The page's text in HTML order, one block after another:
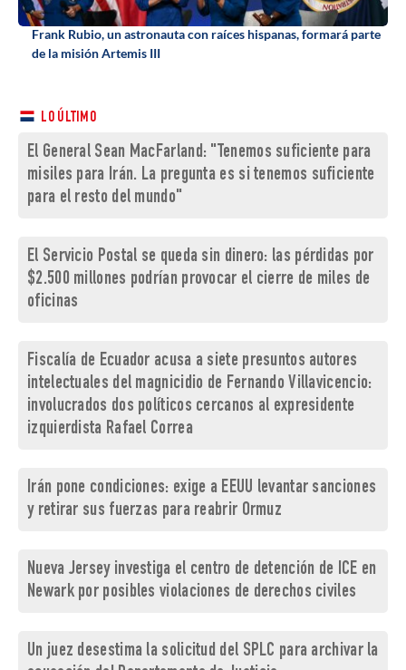
Frank Rubio, un astronauta con raíces hispanas, formará parte
de la misión Artemis III
LO ÚLTIMO
El General Sean MacFarland: "Tenemos suficiente para
misiles para Irán. La pregunta es si tenemos suficiente
para el resto del mundo"
El Servicio Postal se queda sin dinero: las pérdidas por
$2.500 millones podrían provocar el cierre de miles de
oficinas
Fiscalía de Ecuador acusa a siete presuntos autores
intelectuales del magnicidio de Fernando Villavicencio:
involucrados dos políticos cercanos al expresidente
izquierdista Rafael Correa
Irán pone condiciones: exige a EEUU levantar sanciones
y retirar sus fuerzas para reabrir Ormuz
Nueva Jersey investiga el centro de detención de ICE en
Newark por posibles violaciones de derechos civiles
Un juez desestima la solicitud del SPLC para archivar la